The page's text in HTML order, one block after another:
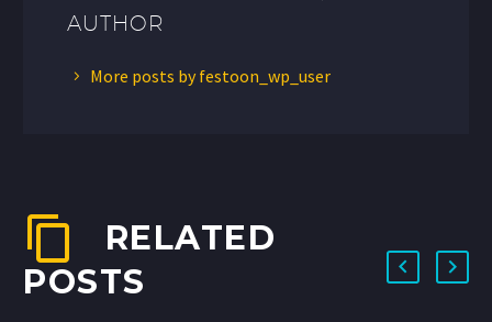
AUTHOR
More posts by festoon_wp_user
RELATED
POSTS